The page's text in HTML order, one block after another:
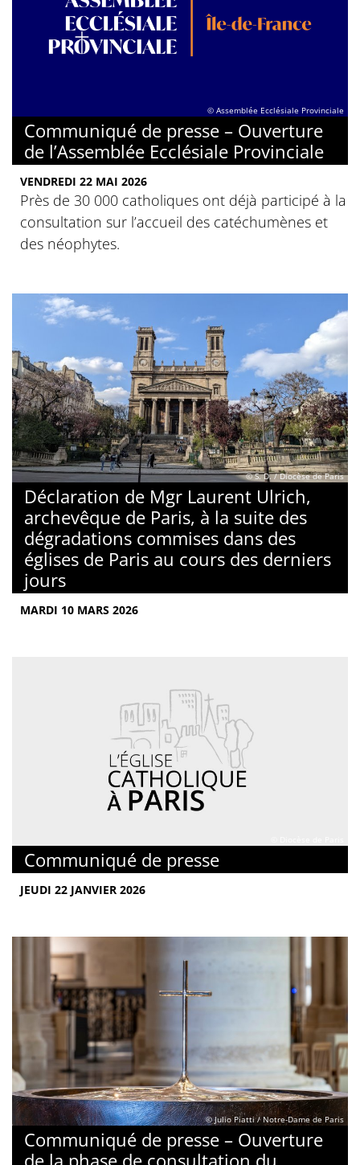
© Assemblée Ecclésiale Provinciale
Communiqué de presse – Ouverture
de l’Assemblée Ecclésiale Provinciale
VENDREDI 22 MAI 2026
Près de 30 000 catholiques ont déjà participé à la
consultation sur l’accueil des catéchumènes et
des néophytes.
© S. D. / Diocèse de Paris
Déclaration de Mgr Laurent Ulrich,
archevêque de Paris, à la suite des
dégradations commises dans des
églises de Paris au cours des derniers
jours
MARDI 10 MARS 2026
Communiqué de presse
JEUDI 22 JANVIER 2026
© Julio Piatti / Notre-Dame de Paris
Communiqué de presse – Ouverture
de la phase de consultation du